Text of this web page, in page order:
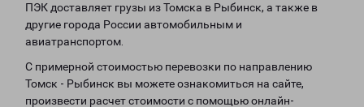
ПЭК доставляет грузы из Томска в Рыбинск, а также в
другие города России автомобильным и
авиатранспортом.
С примерной стоимостью перевозки по направлению
Томск - Рыбинск вы можете ознакомиться на сайте,
произвести расчет стоимости с помощью онлайн-